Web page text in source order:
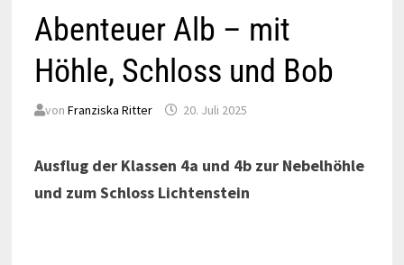
Abenteuer Alb – mit
Höhle, Schloss und Bob
von Franziska Ritter 20. Juli 2025
Ausflug der Klassen 4a und 4b zur Nebelhöhle
und zum Schloss Lichtenstein